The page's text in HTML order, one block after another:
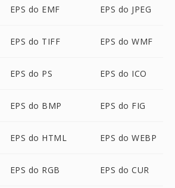
EPS do EMF EPS do JPEG
EPS do TIFF EPS do WMF
EPS do PS EPS do ICO
EPS do BMP EPS do FIG
EPS do HTML EPS do WEBP
EPS do RGB EPS do CUR